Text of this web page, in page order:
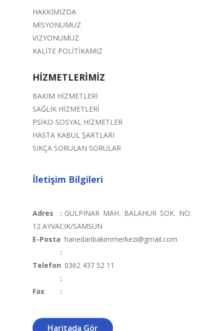
HAKKIMIZDA
MİSYONUMUZ
VİZYONUMUZ
KALİTE POLİTİKAMIZ
HİZMETLERİMİZ
BAKIM HİZMETLERİ
SAĞLIK HİZMETLERİ
PSİKO-SOSYAL HİZMETLER
HASTA KABUL ŞARTLARI
SIKÇA SORULAN SORULAR
İletişim Bilgileri
Adres : GÜLPINAR MAH. BALAHUR SOK. NO:
12 AYVACIK/SAMSUN
E-Posta
:
hanedanbakimmerkezi@gmail.com
Telefon
:
0362 437 52 11
Fax :
Haritada Gör